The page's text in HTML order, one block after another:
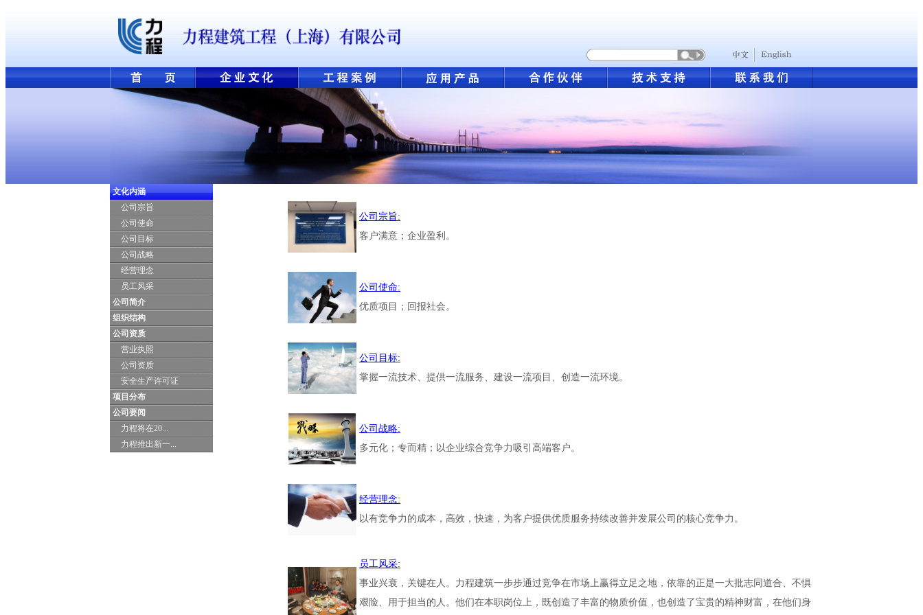
文化内涵
公司宗旨
公司使命
公司目标
公司战略
经营理念
员工风采
公司简介
组织结构
公司资质
营业执照
公司资质
安全生产许可证
项目分布
公司要闻
力程将在20...
力程推出新一...
公司宗旨:
客户满意；企业盈利。
公司使命:
优质项目；回报社会。
公司目标:
掌握一流技术、提供一流服务、建设一流项目、创造一流环境。
公司战略:
多元化；专而精；以企业综合竞争力吸引高端客户。
经营理念:
以有竞争力的成本，高效，快速，为客户提供优质服务持续改善并发展公司的核心竞争力。
员工风采:
事业兴衰，关键在人。力程建筑一步步通过竞争在市场上赢得立足之地，依靠的正是一大批志同道合、不惧
艰险、用于担当的人。他们在本职岗位上，既创造了丰富的物质价值，也创造了宝贵的精神财富，在他们身